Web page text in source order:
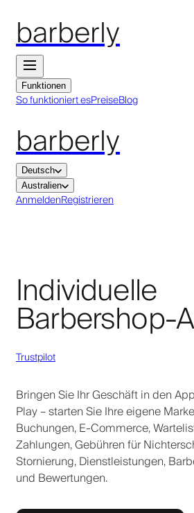
barberly
Funktionen
So funktioniert esPreiseBlog
barberly
Deutsch
Australien
AnmeldenRegistrieren
Individuelle
Barbershop-
Trustpilot
Bringen Sie Ihr Geschäft in den
Play – starten Sie Ihre eigene
Buchungen, E-Commerce,
Zahlungen, Gebühren für
Stornierung, Dienstleistungen,
und Bewertungen.